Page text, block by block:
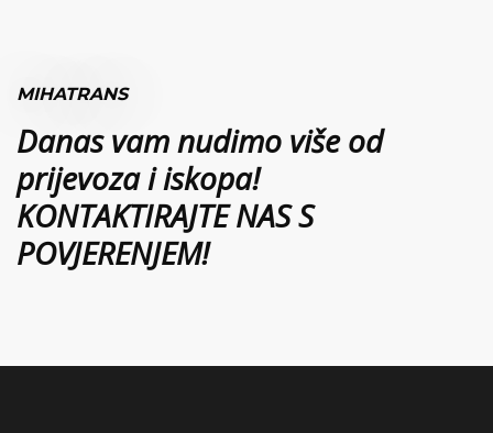
MIHATRANS
Danas vam nudimo više od
prijevoza i iskopa!
KONTAKTIRAJTE NAS S
POVJERENJEM!